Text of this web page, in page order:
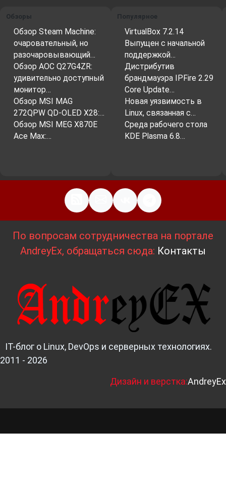
Обзоры
Обзор Steam Machine:
очаровательный, но
разочаровывающий…
Обзор AOC Q27G4ZR:
удивительно доступный
монитор…
Обзор MSI MAG
272QPW QD-OLED X28:…
Обзор MSI MEG X870E
Ace Max:…
Популярное
VirtualBox 7.2.14
Выпущен с начальной
поддержкой…
Дистрибутив
брандмауэра IPFire 2.29
Core Update…
Новая уязвимость в
Linux, связанная с…
Среда рабочего стола
KDE Plasma 6.8…
По вопросам сотрудничества на портале
AndreyEx, обращаться сюда: Контакты
IT-блог о Linux, DevOps и серверных технологиях.
2011 - 2026
Дизайн и верстка:AndreyEx